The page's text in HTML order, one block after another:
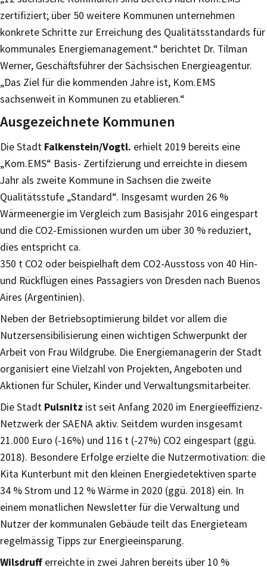
zertifiziert; über 50 weitere Kommunen unternehmen
konkrete Schritte zur Erreichung des Qualitätsstandards für
kommunales Energiemanagement.“ berichtet Dr. Tilman
Werner, Geschäftsführer der Sächsischen Energieagentur.
„Das Ziel für die kommenden Jahre ist, Kom.EMS
sachsenweit in Kommunen zu etablieren.“
Ausgezeichnete Kommunen
Die Stadt Falkenstein/Vogtl. erhielt 2019 bereits eine
„Kom.EMS“ Basis- Zertifzierung und erreichte in diesem
Jahr als zweite Kommune in Sachsen die zweite
Qualitätsstufe „Standard“. Insgesamt wurden 26 %
Wärmeenergie im Vergleich zum Basisjahr 2016 eingespart
und die CO2-Emissionen wurden um über 30 % reduziert,
dies entspricht ca.
350 t CO2 oder beispielhaft dem CO2-Ausstoss von 40 Hin-
und Rückflügen eines Passagiers von Dresden nach Buenos
Aires (Argentinien).
Neben der Betriebsoptimierung bildet vor allem die
Nutzersensibilisierung einen wichtigen Schwerpunkt der
Arbeit von Frau Wildgrube. Die Energiemanagerin der Stadt
organisiert eine Vielzahl von Projekten, Angeboten und
Aktionen für Schüler, Kinder und Verwaltungsmitarbeiter.
Die Stadt Pulsnitz ist seit Anfang 2020 im Energieeffizienz-
Netzwerk der SAENA aktiv. Seitdem wurden insgesamt
21.000 Euro (-16%) und 116 t (-27%) CO2 eingespart (ggü.
2018). Besondere Erfolge erzielte die Nutzermotivation: die
Kita Kunterbunt mit den kleinen Energiedetektiven sparte
34 % Strom und 12 % Wärme in 2020 (ggü. 2018) ein. In
einem monatlichen Newsletter für die Verwaltung und
Nutzer der kommunalen Gebäude teilt das Energieteam
regelmässig Tipps zur Energieeinsparung.
Wilsdruff erreichte in zwei Jahren bereits über 10 %